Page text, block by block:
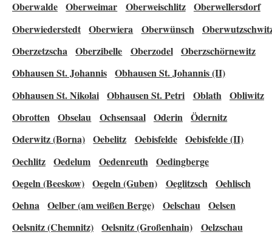
Oberwalde Oberweimar Oberweischlitz Oberwellersdorf
Oberwiederstedt Oberwiera Oberwünsch
Oberzetzscha Oberzibelle Oberzodel Oberzschörnewitz
Obhausen St. Johannis Obhausen St. Johannis (II)
Obhausen St. Nikolai Obhausen St. Petri Oblath
Obliwitz
Obrotten Obselau Ochsensaal Oderin Ödernitz
Oderwitz (Borna) Oebelitz Oebisfelde Oebisfelde (II)
Oechlitz Oedelum Oedenreuth
Oedingberge
Oegeln (Beeskow) Oegeln (Guben) Oeglitzsch Oehlisch
Oehna Oelber (am weißen Berge) Oelschau Oelsen
Oelsnitz (Chemnitz) Oelsnitz (Großenhain)
Oelzschau